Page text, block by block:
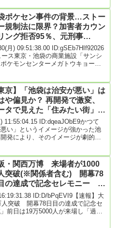
最大のうそは、2022年のウクライ
トハウスで主張したことだと思
...
ポケセン事件の背景…ストー
規制法に限界？加害者カウン
ング拒否95％、元刑事
装着を」
月) 09:51:38.00 ID:gSEb7HIf92026
ス東京・池袋の商業施設「サンシ
ケモンセンターメガトウキョー」
トーカー規制法違反容疑で逮捕さ
れていた。改めてストーカー犯罪
京】「池袋は治安が悪い」は
や偏見か？ 再開発で激変、
タで見えた「住みたい街」へ
転換
ID:dqeaJObE9かつて
い」というイメージが強かった池
発により、そのイメージが劇的に
遂げる池袋の現在地と、私たちが
す。全文はソースで 最終更
・関西万博 来場者が1000
突破(※関係者含む) 開幕78
の達成で記念セレモニー
定よりも早く達成」
ID:D/bPqEVI9【速報】大
突破 開幕78日目の達成で記念セ
前日は19万5000人が来場し「過去